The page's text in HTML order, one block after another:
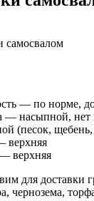
самосвалом
— по норме,
— насыпной, нет
(песок, щебень,
верхняя
верхняя
для доставки
чернозема,